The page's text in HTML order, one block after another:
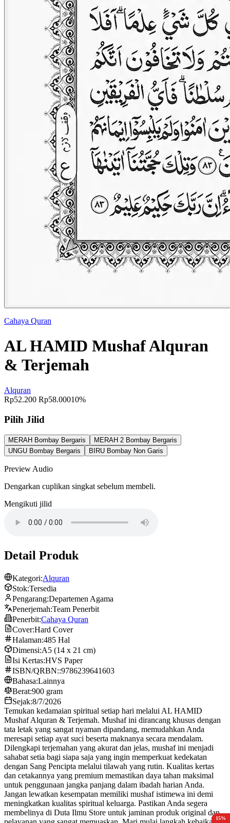
Cahaya Quran
AL HAMID Mushaf Alquran
& Terjemah
Alquran
Rp52.200 Rp58.00010%
Pilih Jilid
MERAH Bombay Bergaris
MERAH 2 Bombay Bergaris
UNGU Bombay Bergaris
BIRU Bombay Non Garis
Preview Audio
Dengarkan cuplikan singkat sebelum membeli.
Mengikuti jilid
Detail Produk
Kategori:Alquran
Stok:Tersedia
Pengarang:Departemen Agama
Penerjemah:Team Penerbit
Penerbit:Cahaya Quran
Cover:Hard Cover
Halaman:485 Hal
Dimensi:A5 (14 x 21 cm)
Isi Kertas:HVS Paper
ISBN/QRBN::9786239641603
Bahasa:Lainnya
Berat:900 gram
Sejak:8/7/2026
Temukan kedamaian spiritual setiap hari melalui AL HAMID
Mushaf Alquran & Terjemah. Mushaf ini dirancang khusus dengan
tata letak yang sangat nyaman dipandang, memudahkan Anda
meresapi setiap ayat suci beserta maknanya secara mendalam.
Dilengkapi terjemahan yang akurat dan jelas, mushaf ini menjadi
sahabat setia bagi siapa saja yang ingin memperkuat kedekatan
dengan Sang Pencipta melalui tilawah yang rutin. Kualitas kertas
dan cetakannya yang premium memastikan daya tahan maksimal
untuk penggunaan jangka panjang dalam ibadah harian Anda.
Jangan lewatkan kesempatan memiliki mushaf istimewa ini demi
meningkatkan kualitas spiritual keluarga. Pastikan Anda segera
membelinya di Duta Ilmu Store untuk jaminan produk original dan
10%
10%
10%
10%
15%